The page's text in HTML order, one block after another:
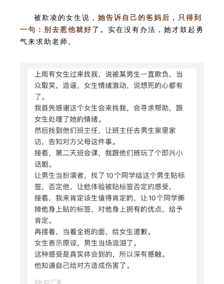
被欺凌的女生说， 她告诉自己的爸妈后，只得到
一句：别去惹他就好了。 实在没有办法，她才鼓起勇
气来求助老师。